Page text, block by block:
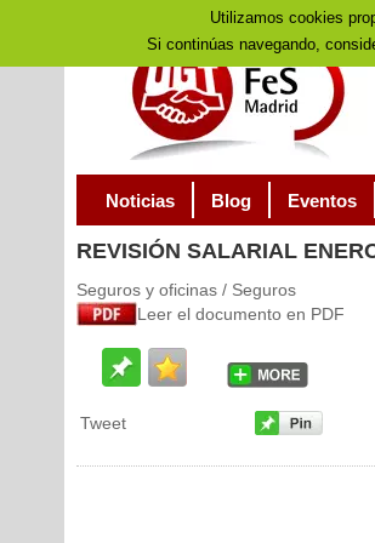
Noticias Blog Eventos
REVISIÓN SALARIAL
Seguros y oficinas / Seguros
Leer el documento en PDF
Tweet
Utilizamos cookies
Si continúas navegando,